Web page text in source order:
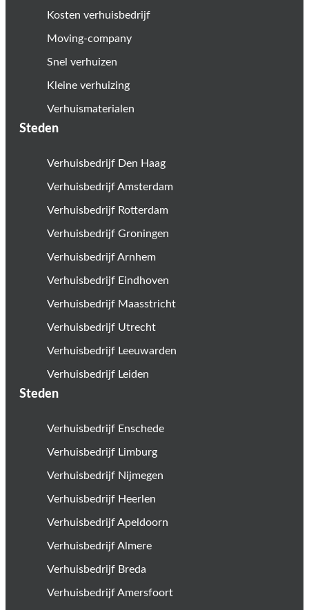
Kosten verhuisbedrijf
Moving-company
Snel verhuizen
Kleine verhuizing
Verhuismaterialen
Steden
Verhuisbedrijf Den Haag
Verhuisbedrijf Amsterdam
Verhuisbedrijf Rotterdam
Verhuisbedrijf Groningen
Verhuisbedrijf Arnhem
Verhuisbedrijf Eindhoven
Verhuisbedrijf Maasstricht
Verhuisbedrijf Utrecht
Verhuisbedrijf Leeuwarden
Verhuisbedrijf Leiden
Steden
Verhuisbedrijf Enschede
Verhuisbedrijf Limburg
Verhuisbedrijf Nijmegen
Verhuisbedrijf Heerlen
Verhuisbedrijf Apeldoorn
Verhuisbedrijf Almere
Verhuisbedrijf Breda
Verhuisbedrijf Amersfoort